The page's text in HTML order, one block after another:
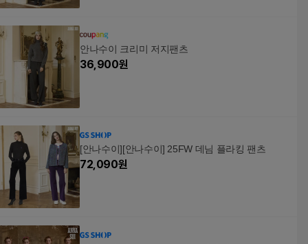
안나수이 크리미 저지팬츠
36,900원
[안나수이][안나수이] 25FW 데님 플라킹 팬츠
72,090원